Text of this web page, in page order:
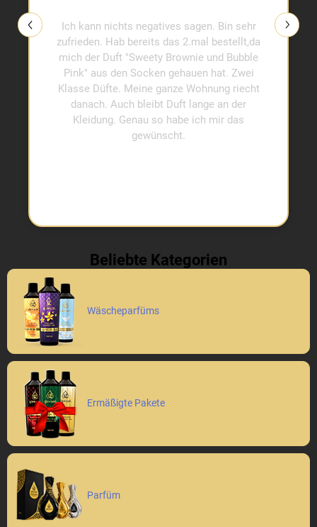
Ich kann nichts negatives sagen. Bin sehr
zufrieden. Hab bereits das 2.mal bestellt,da
mich der Duft "Sweety Brownie und Bubble
Pink" aus den Socken gehauen hat. Zwei
Klasse Düfte. Meine ganze Wohnung riecht
danach. Auch bleibt Duft lange an der
Kleidung. Genau so habe ich mir das
gewünscht.
Beliebte Kategorien
Wäscheparfüms
Ermäßigte Pakete
Parfüm